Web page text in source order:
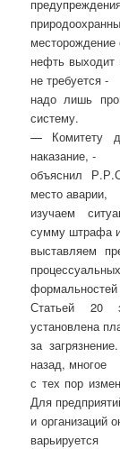
нефть выходит
не требуется -
надо лишь
систему.
— Комитету
наказание, -
объяснил
место аварии,
изучаем
сумму штрафа
выставляем
процессуальных
Статьей 20
установлена
за
назад, многое
с тех пор
Для
и организаций
варьируется